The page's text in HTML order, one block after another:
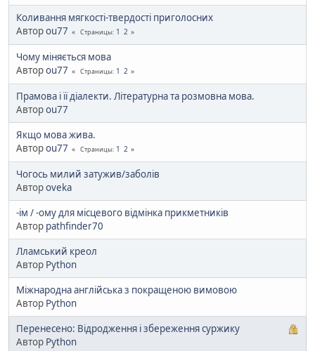
Коливання мягкості-твердості приголосних
Авторou77 Страницы 1 2
Чому міняється мова
Авторou77 Страницы 1 2
Прамова і її діалекти. Літературна та розмовна мова.
Авторou77
Якщо мова жива.
Авторou77 Страницы 1 2
Чогось милий затужив/заболів
Авторoveka
-ім / -ому для місцевого відмінка прикметників
Автор pathfinder70
Лламський креол
Автор Python
Міжнародна англійська з покращеною вимовою
Автор Python
Перенесено: Відродження і збереження суржику
Автор Python